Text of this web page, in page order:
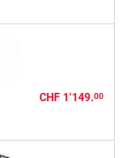
CHF 1’149.00